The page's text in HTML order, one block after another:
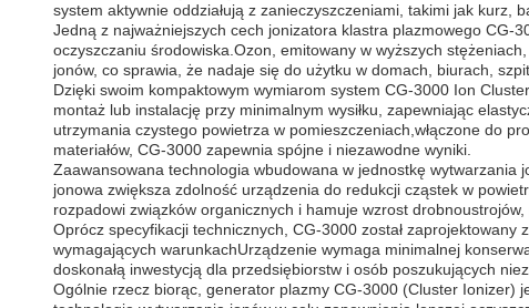
system aktywnie oddziałują z zanieczyszczeniami, takimi jak kurz,
Jedną z najważniejszych cech jonizatora klastra plazmowego CG-
oczyszczaniu środowiska.Ozon, emitowany w wyższych
jonów, co sprawia, że nadaje się do użytku w domach, biurach,
Dzięki swoim kompaktowym wymiarom system CG-3000 Ion
montaż lub instalację przy minimalnym wysiłku, zapewniając
utrzymania czystego powietrza w pomieszczeniach,włączone do
materiałów, CG-3000 zapewnia spójne i niezawodne wyniki.
Zaawansowana technologia wbudowana w jednostkę
jonowa zwiększa zdolność urządzenia do redukcji cząstek w
rozpadowi związków organicznych i hamuje wzrost
Oprócz specyfikacji technicznych, CG-3000 został zaprojektowany
wymagających warunkachUrządzenie wymaga minimalnej
doskonałą inwestycją dla przedsiębiorstw i osób poszukujących
Ogólnie rzecz biorąc, generator plazmy CG-3000 (Cluster Ionizer)